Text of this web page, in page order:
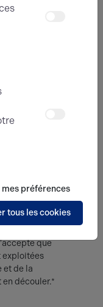
que
exploitées
et de la
découler.*
préférences
tous les cookies